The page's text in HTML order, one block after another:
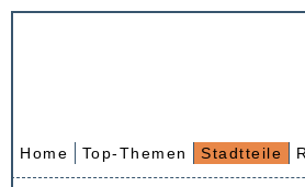
Home Top-Themen Stadtteile